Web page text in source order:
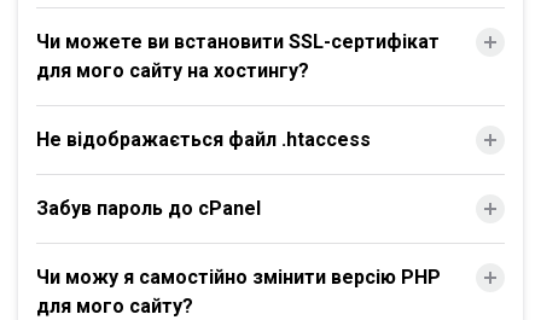
Чи можете ви встановити SSL-сертифікат
для мого сайту на хостингу?
Не відображається файл .htaccess
Забув пароль до cPanel
Чи можу я самостійно змінити версію PHP
для мого сайту?